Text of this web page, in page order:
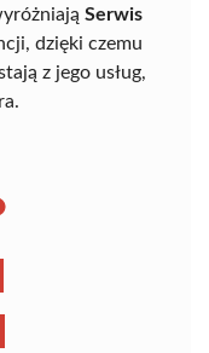
Serwis
dzięki czemu
z jego usług,